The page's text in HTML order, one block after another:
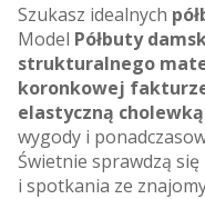
Szukasz idealnych
Model Półbuty
strukturalnego
koronkowej
elastyczną
wygody i
Świetnie sprawdzą
i spotkania ze